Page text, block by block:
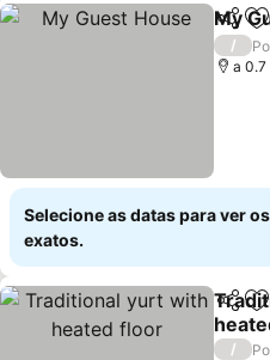
My
/
a 0.7
Selecione as datas para ver
exatos.
/